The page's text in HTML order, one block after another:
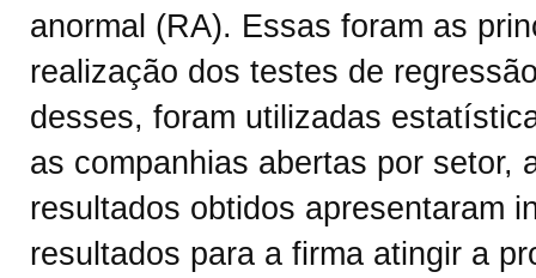
anormal (RA). Essas foram as
realização dos testes de
desses, foram utilizadas
as companhias abertas por setor,
resultados obtidos apresentaram
resultados para a firma atingir a